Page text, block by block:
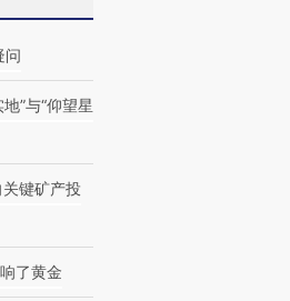
的印
视线｜“入侵”还是“人道危
问
”与“仰望星
键矿产投
了黄金